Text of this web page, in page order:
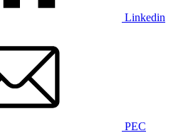
Linkedin
PEC